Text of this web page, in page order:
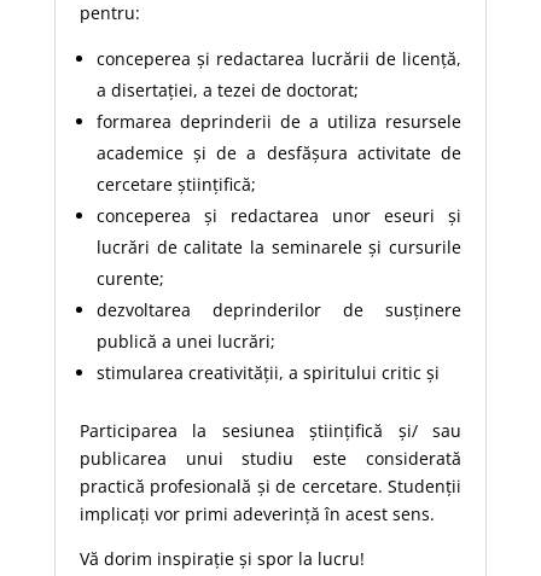
pentru:
conceperea și redactarea lucrării de licență,
a disertației, a tezei de doctorat;
formarea deprinderii de a utiliza resursele
academice și de a desfășura activitate de
cercetare științifică;
conceperea și redactarea unor eseuri și
lucrări de calitate la seminarele și cursurile
curente;
dezvoltarea deprinderilor de susținere
publică a unei lucrări;
stimularea creativității, a spiritului critic și
Participarea la sesiunea științifică și/ sau
publicarea unui studiu este considerată
practică profesională și de cercetare. Studenții
implicați vor primi adeverință în acest sens.
Vă dorim inspirație și spor la lucru!